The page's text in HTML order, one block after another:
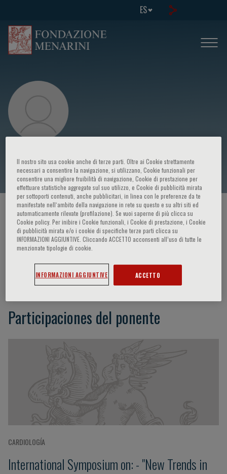
ES
Angela Sciacqua
HOME PAGE / CURSOS Y EVENTOS / ORADOR
Angela Sciacqua
Participaciones del ponente
CARDIOLOGÍA
International Symposium on: - "New Trends in
Il nostro sito usa cookie anche di terze parti. Oltre ai Cookie strettamente
necessari a consentire la navigazione, si utilizzano, Cookie funzionali per
consentire una migliore fruibilità di navigazione, Cookie di prestazione per
effettuare statistiche aggregate sul suo utilizzo, e Cookie di pubblicità mirata
per sottoporti contenuti, anche pubblicitari, in linea con le preferenze da te
manifestate nell‘ambito della navigazione in rete su questo e su altri siti ed
automaticamente rilevate (profilazione). Se vuoi saperne di più clicca su
Cookie policy. Per inibire i Cookie funzionali, i Cookie di prestazione, i Cookie
di pubblicità mirata e/o i cookie di specifiche terze parti clicca su
INFORMAZIONI AGGIUNTIVE. Cliccando ACCETTO acconsenti all’uso di tutte le
menzionate tipologie di cookie.
INFORMAZIONI AGGIUNTIVE ACCETTO